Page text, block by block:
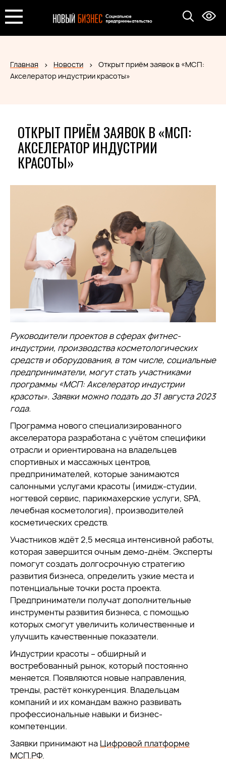
Главная Новости
Открыт приём заявок в «МСП:
Акселератор индустрии красоты»
ОТКРЫТ ПРИЁМ ЗАЯВОК В «МСП:
АКСЕЛЕРАТОР ИНДУСТРИИ
КРАСОТЫ»
Руководители проектов в сферах фитнес-
индустрии, производства косметологических
средств и оборудования, в том числе, социальные
предприниматели, могут стать участниками
программы «МСП: Акселератор индустрии
красоты». Заявки можно подать до 31 августа 2023
года.
Программа нового специализированного
акселератора разработана с учётом специфики
отрасли и ориентирована на владельцев
спортивных и массажных центров,
предпринимателей, которые занимаются
салонными услугами красоты (имидж-студии,
ногтевой сервис, парикмахерские услуги, SPA,
лечебная косметология), производителей
косметических средств.
Участников ждёт 2,5 месяца интенсивной работы,
которая завершится очным демо-днём. Эксперты
помогут создать долгосрочную стратегию
развития бизнеса, определить узкие места и
потенциальные точки роста проекта.
Предприниматели получат дополнительные
инструменты развития бизнеса, с помощью
которых смогут увеличить количественные и
улучшить качественные показатели.
Индустрии красоты – обширный и
востребованный рынок, который постоянно
меняется. Появляются новые направления,
тренды, растёт конкуренция. Владельцам
компаний и их командам важно развивать
профессиональные навыки и бизнес-
компетенции.
Заявки принимают на Цифровой платформе
МСП.РФ.